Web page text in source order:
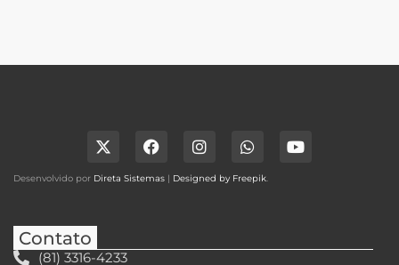
Desenvolvido por Direta Sistemas | Designed by Freepik.
Contato
(81) 3316-4233